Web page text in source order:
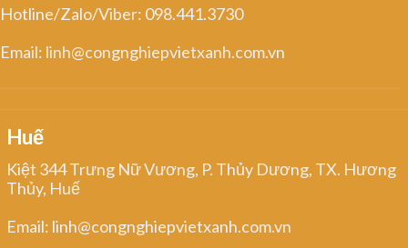
Hotline/Zalo/Viber: 098.441.3730
Email: linh@congnghiepvietxanh.com.vn
Huế
Kiệt 344 Trưng Nữ Vương, P. Thủy Dương, TX. Hương
Thủy, Huế
Email: linh@congnghiepvietxanh.com.vn